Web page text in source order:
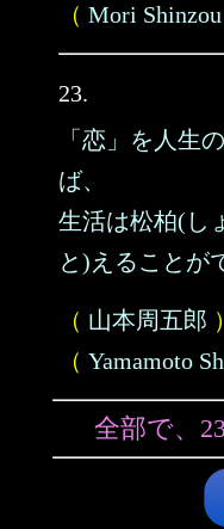
（ Mori Shinzou
23.
「恋」を人生
ば、
生活は松柏(し
と)えることが
（ 山本周五郎 ）
（ Yamamoto
全部で、